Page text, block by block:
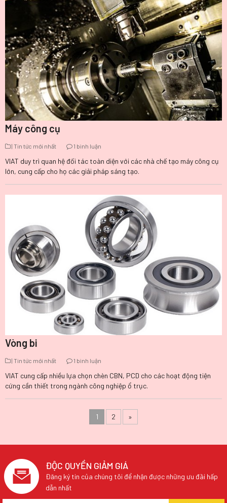
Máy công cụ
| Tin tức mới nhất 1 bình luận
VIAT duy trì quan hệ đối tác toàn diện với các nhà chế tạo máy công cụ
lớn, cung cấp cho họ các giải pháp sáng tạo.
Vòng bi
| Tin tức mới nhất 1 bình luận
VIAT cung cấp nhiều lựa chọn chèn CBN, PCD cho các hoạt động tiện
cứng cần thiết trong ngành công nghiệp ổ trục.
1 2 »
ĐỘC QUYỀN GIẢM GIÁ
Đăng ký tin của chúng tôi để nhận được những ưu đãi hấp
dẫn nhất